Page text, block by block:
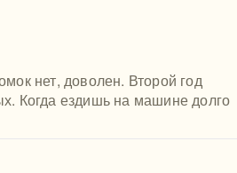
нет, доволен. Второй год
Когда ездишь на машине долго